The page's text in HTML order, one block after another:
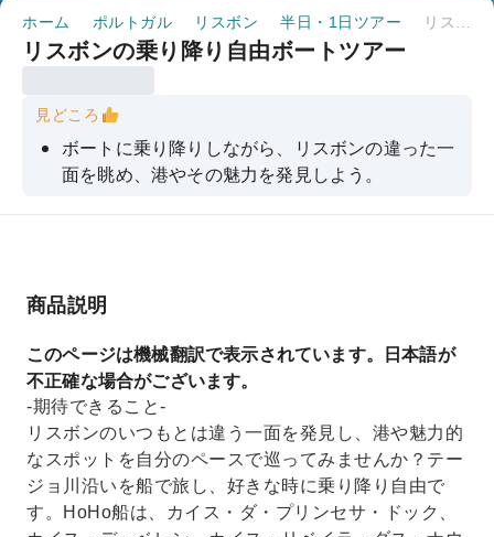
ホーム ポルトガル リスボン 半日・1日ツアー
リスボンの乗り降り自由ボートツアー
見どころ
ボートに乗り降りしながら、リスボンの違った一
面を眺め、港やその魅力を発見しよう。
商品説明
このページは機械翻訳で表示されています。日本語が
不正確な場合がございます。
-期待できること-
リスボンのいつもとは違う一面を発見し、港や魅力的
なスポットを自分のペースで巡ってみませんか？テー
ジョ川沿いを船で旅し、好きな時に乗り降り自由で
す。HoHo船は、カイス・ダ・プリンセサ・ドック、